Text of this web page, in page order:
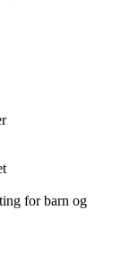
for barn og